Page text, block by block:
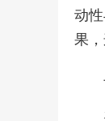
动
果